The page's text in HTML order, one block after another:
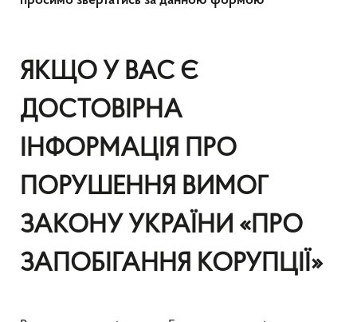
ЯКЩО У ВАС Є
ДОСТОВІРНА
ІНФОРМАЦІЯ ПРО
ПОРУШЕННЯ ВИМОГ
ЗАКОНУ УКРАЇНИ «ПРО
ЗАПОБІГАННЯ КОРУПЦІЇ»